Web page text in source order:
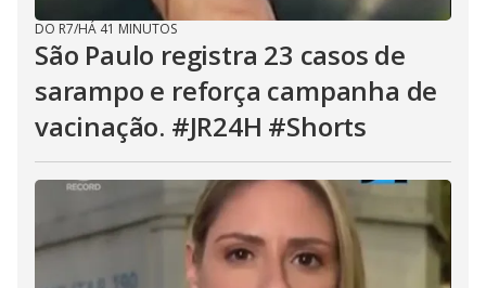
DO R7/HÁ 41 MINUTOS
São Paulo registra 23 casos de
sarampo e reforça campanha de
vacinação. #JR24H #Shorts